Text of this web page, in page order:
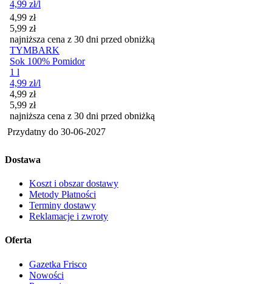
4,99 zł/l
Cena promocyjna
4,99 zł
5,99 zł
najniższa cena z 30 dni przed obniżką
TYMBARK
Sok 100% Pomidor
1 l
4,99 zł/l
Cena promocyjna
4,99 zł
5,99 zł
najniższa cena z 30 dni przed obniżką
Przydatny do 30-06-2027
Dostawa
Koszt i obszar dostawy
Metody Płatności
Terminy dostawy
Reklamacje i zwroty
Oferta
Gazetka Frisco
Nowości